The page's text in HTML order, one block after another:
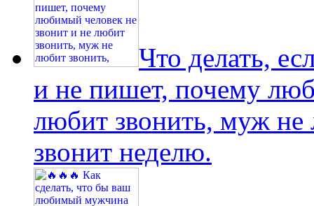
Что делать,
и не пишет, почему
любит звонить, муж
звонит неделю.